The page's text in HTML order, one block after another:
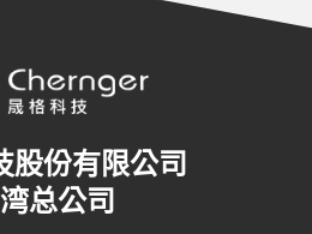
股份有限公司
总公司